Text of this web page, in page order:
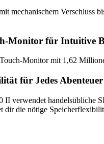
mechanischem Verschluss
Monitor für Intuitive
Monitor mit 1,62
für Jedes Abenteuer
verwendet handelsübliche
dir die nötige